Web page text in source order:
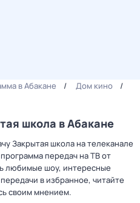
в Абакане
Дом кино
школа в Абакане
Закрытая школа на телеканале
передач на ТВ от
любимые шоу, интересные
в избранное, читайте
своим мнением.